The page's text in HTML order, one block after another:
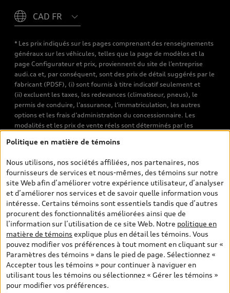
* Les prix indiqués sur les pages comprenant des renseignements
généraux sur les véhicules, telles que la page de modèles et la
page Configurateur et prix, proviennent du site de l’entreprise
audi.ca et, par conséquent, sont des prix de détail suggérés par le
fabricant (PDSF), (i) sont fournis à titre indicatif seulement et
(ii) excluent les taxes, les redevances (climatiseur, pneus), le
permis de conduire, l’assurance, l’immatriculation, les autres
options et les frais d’administration du concessionnaire. Les
modalités et les prix de vente réels sont déterminés par les
véhicules neufs et d’occasion sont les prix de vente établis par les
de transport et d’inspection de prélivraison, les taxes
environnementales (pour les véhicules neufs) et les frais
d’administration des concessionnaires. Toutefois, les taxes de
vente sont exclues. Veuillez noter que les prix de l’estimateur de
versements sont des PDSF s’il a été consulté au moyen de l’onglet
Configurateur et prix (à titre indicatif). Toutefois, s’il a été
consulté à partir des pages de recherche de véhicules neufs et
d’occasion, les prix indiqués sont des prix de vente (prix de vente
réels). Sur les pages de renseignements généraux sur les
véhicules, les modèles sont montrés à titre indicatif seulement,
avec des caractéristiques qui peuvent ne pas être offertes sur les
modèles canadiens. Malgré les efforts déployés pour assurer
l’exactitude de ces renseignements, des erreurs peuvent survenir
Politique en matière de témoins
Nous utilisons, nos sociétés affiliées, nos partenaires, nos
fournisseurs de services et nous-mêmes, des témoins sur notre
site Web afin d’améliorer votre expérience utilisateur, d’analyser
et d’améliorer nos services et de savoir quelle information vous
intéresse. Certains témoins sont essentiels tandis que d’autres
procurent des fonctionnalités améliorées ainsi que de
l’information sur l’utilisation de ce site Web. Notre politique en
matière de témoins explique plus en détail les témoins. Vous
pouvez modifier vos préférences à tout moment en cliquant sur «
Paramètres des témoins » dans le pied de page. Sélectionnez «
Accepter tous les témoins » pour continuer à naviguer en
utilisant tous les témoins ou sélectionnez « Gérer les témoins »
pour modifier vos préférences.